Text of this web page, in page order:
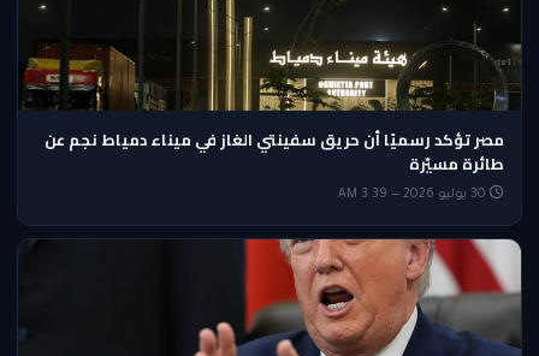
مصر تؤكد رسميًا أن حريق سفينتي الغاز في ميناء دمياط نجم عن
طائرة مسيّرة